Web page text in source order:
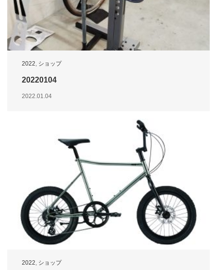
2022, ショップ
20220104
2022.01.04
2022, ショップ